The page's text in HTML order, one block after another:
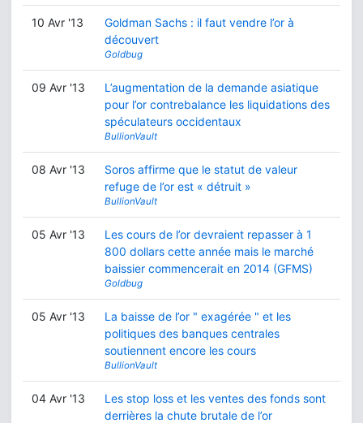
10 Avr '13
Goldman Sachs : il faut vendre l’or à
découvert
Goldbug
09 Avr '13
L’augmentation de la demande asiatique
pour l’or contrebalance les liquidations des
spéculateurs occidentaux
BullionVault
08 Avr '13
Soros affirme que le statut de valeur
refuge de l’or est « détruit »
BullionVault
05 Avr '13
Les cours de l’or devraient repasser à 1
800 dollars cette année mais le marché
baissier commencerait en 2014 (GFMS)
Goldbug
05 Avr '13
La baisse de l’or " exagérée " et les
politiques des banques centrales
soutiennent encore les cours
BullionVault
04 Avr '13
Les stop loss et les ventes des fonds sont
derrières la chute brutale de l’or